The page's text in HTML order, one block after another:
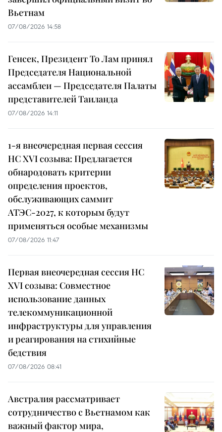
Вьетнам
07/08/2026 14:58
Генсек, Президент То Лам принял
Председателя Национальной
ассамблеи — Председателя Палаты
представителей Таиланда
07/08/2026 14:11
1-я внеочередная первая сессия
НС XVI созыва: Предлагается
обнародовать критерии
определения проектов,
обслуживающих саммит
АТЭС-2027, к которым будут
применяться особые механизмы
07/08/2026 11:47
Первая внеочередная сессия НС
XVI созыва: Совместное
использование данных
телекоммуникационной
инфраструктуры для управления
и реагирования на стихийные
бедствия
07/08/2026 08:41
Австралия рассматривает
сотрудничество с Вьетнамом как
важный фактор мира,